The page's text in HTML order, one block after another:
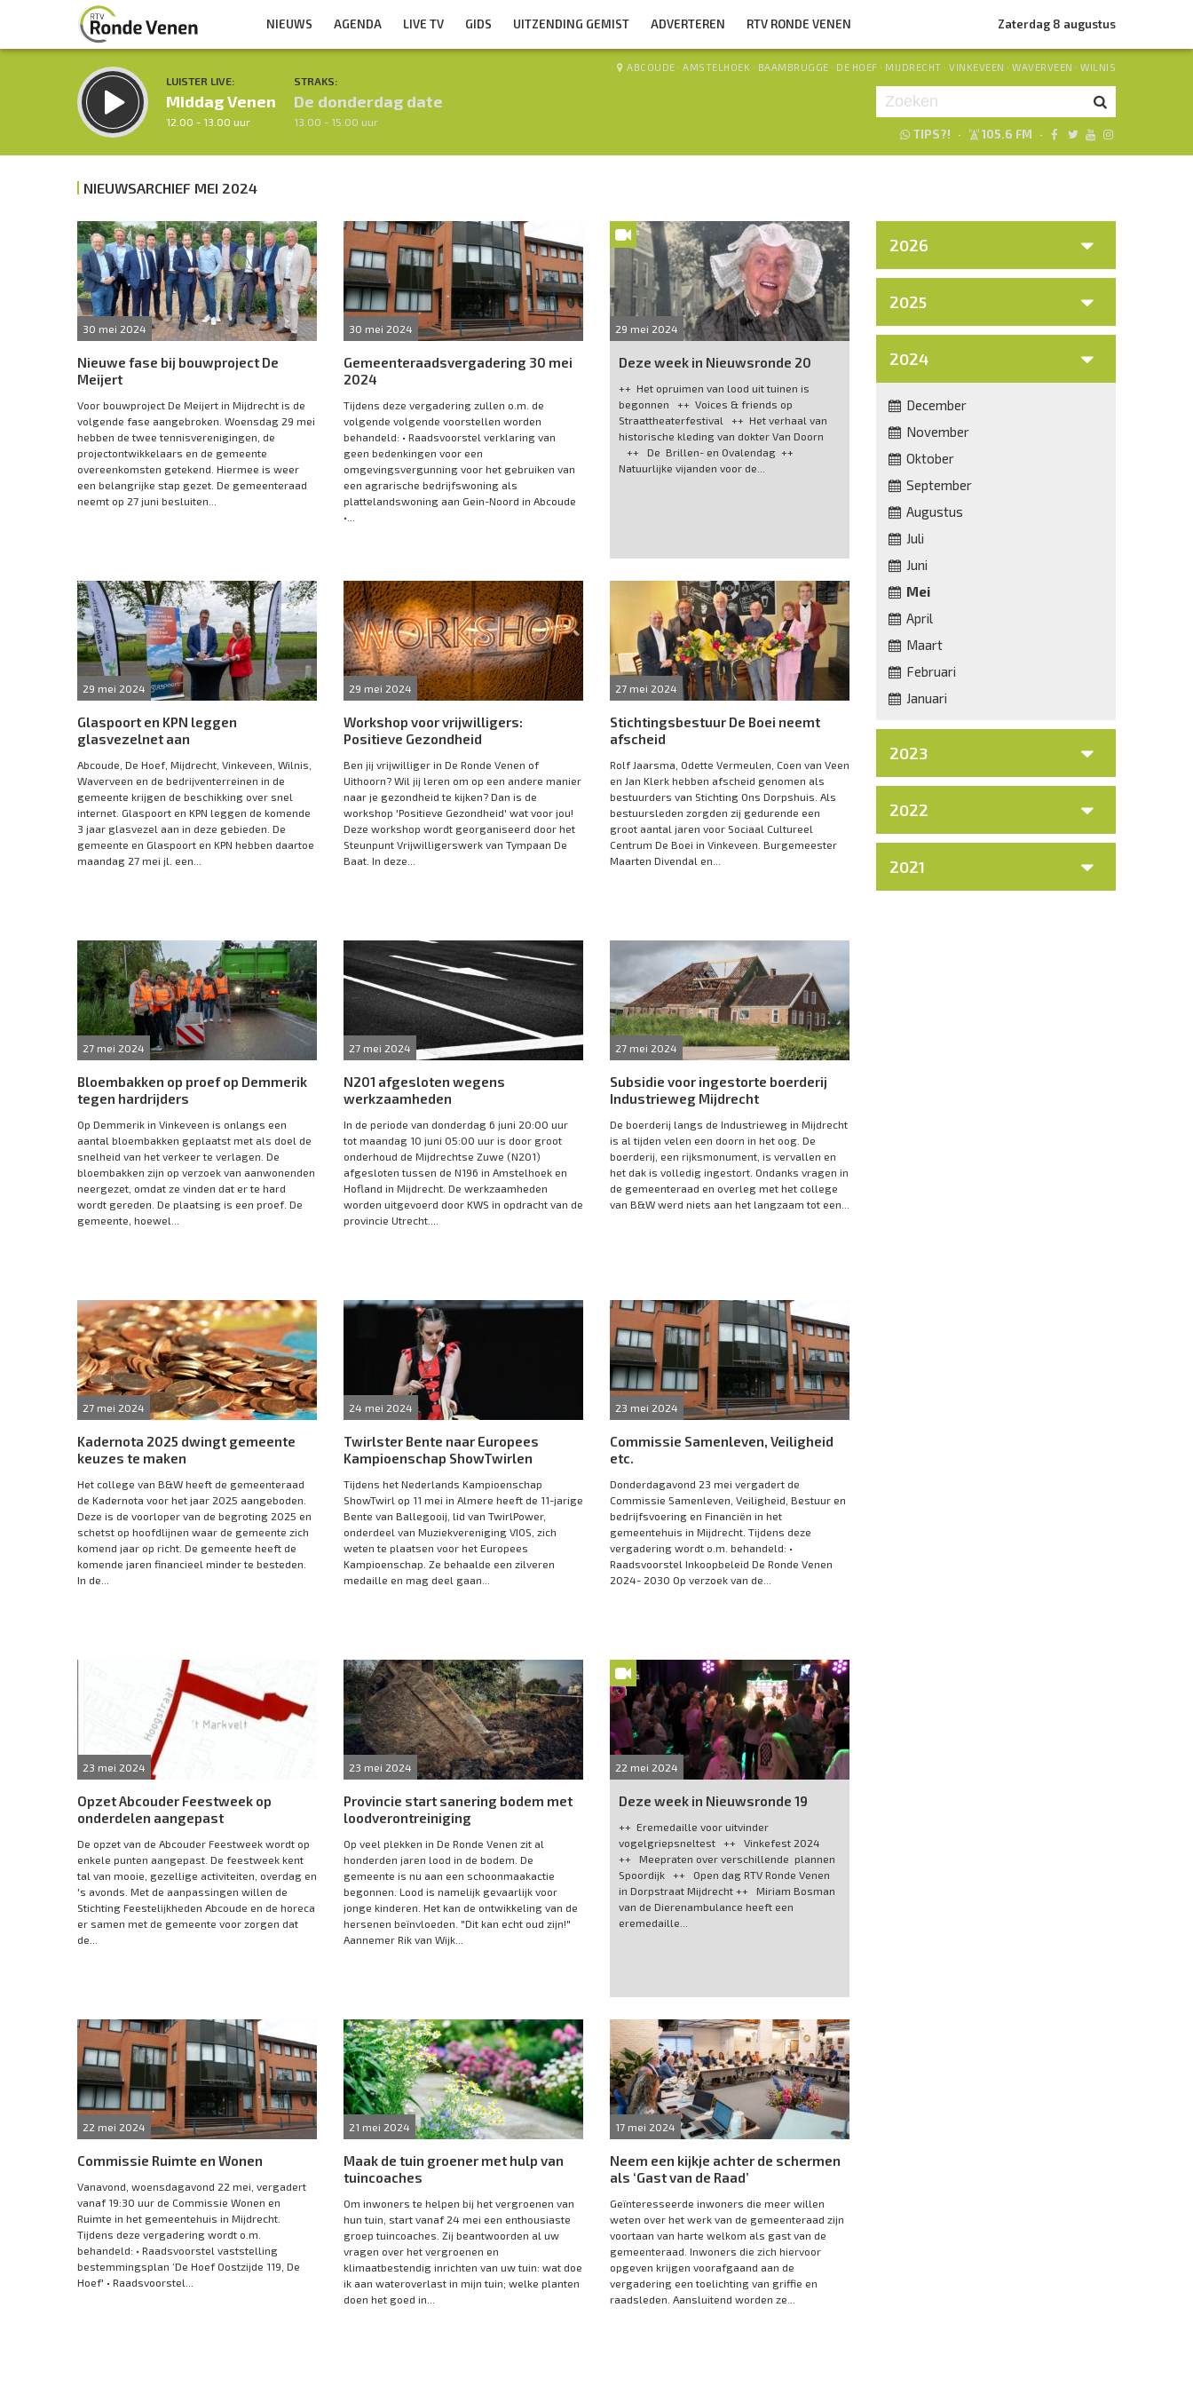
NIEUWS AGENDA LIVE TV GIDS UITZENDING GEMIST ADVERTEREN RTV RONDE VENEN Zaterdag 8 augustus
LUISTER LIVE:
Middag Venen
12.00 - 13.00 uur
STRAKS:
De donderdag date
13.00 - 15.00 uur
ABCOUDE · AMSTELHOEK · BAAMBRUGGE · DE HOEF · MIJDRECHT · VINKEVEEN · WAVERVEEN · WILNIS
TIPS?! · 105.6 FM ·
Inklappen
NIEUWSARCHIEF MEI 2024
30 mei 2024
Nieuwe fase bij bouwproject De
Meijert
Voor bouwproject De Meijert in Mijdrecht is de
volgende fase aangebroken. Woensdag 29 mei
hebben de twee tennisverenigingen, de
projectontwikkelaars en de gemeente
overeenkomsten getekend. Hiermee is weer
een belangrijke stap gezet. De gemeenteraad
neemt op 27 juni besluiten...
30 mei 2024
Gemeenteraadsvergadering 30 mei
2024
Tijdens deze vergadering zullen o.m. de
volgende volgende voorstellen worden
behandeld: • Raadsvoorstel verklaring van
geen bedenkingen voor een
omgevingsvergunning voor het gebruiken van
een agrarische bedrijfswoning als
plattelandswoning aan Gein-Noord in Abcoude
•...
29 mei 2024
Deze week in Nieuwsronde 20
++ Het opruimen van lood uit tuinen is
begonnen ++ Voices & friends op
Straattheaterfestival ++ Het verhaal van
historische kleding van dokter Van Doorn
++ De Brillen- en Ovalendag ++
Natuurlijke vijanden voor de...
29 mei 2024
Glaspoort en KPN leggen
glasvezelnet aan
Abcoude, De Hoef, Mijdrecht, Vinkeveen, Wilnis,
Waverveen en de bedrijventerreinen in de
gemeente krijgen de beschikking over snel
internet. Glaspoort en KPN leggen de komende
3 jaar glasvezel aan in deze gebieden. De
gemeente en Glaspoort en KPN hebben daartoe
maandag 27 mei jl. een...
29 mei 2024
Workshop voor vrijwilligers:
Positieve Gezondheid
Ben jij vrijwilliger in De Ronde Venen of
Uithoorn? Wil jij leren om op een andere manier
naar je gezondheid te kijken? Dan is de
workshop 'Positieve Gezondheid' wat voor jou!
Deze workshop wordt georganiseerd door het
Steunpunt Vrijwilligerswerk van Tympaan De
Baat. In deze...
27 mei 2024
Stichtingsbestuur De Boei neemt
afscheid
Rolf Jaarsma, Odette Vermeulen, Coen van Veen
en Jan Klerk hebben afscheid genomen als
bestuurders van Stichting Ons Dorpshuis. Als
bestuursleden zorgden zij gedurende een
groot aantal jaren voor Sociaal Cultureel
Centrum De Boei in Vinkeveen. Burgemeester
Maarten Divendal en...
27 mei 2024
Bloembakken op proef op Demmerik
tegen hardrijders
Op Demmerik in Vinkeveen is onlangs een
aantal bloembakken geplaatst met als doel de
snelheid van het verkeer te verlagen. De
bloembakken zijn op verzoek van aanwonenden
neergezet, omdat ze vinden dat er te hard
wordt gereden. De plaatsing is een proef. De
gemeente, hoewel...
27 mei 2024
N201 afgesloten wegens
werkzaamheden
In de periode van donderdag 6 juni 20:00 uur
tot maandag 10 juni 05:00 uur is door groot
onderhoud de Mijdrechtse Zuwe (N201)
afgesloten tussen de N196 in Amstelhoek en
Hofland in Mijdrecht. De werkzaamheden
worden uitgevoerd door KWS in opdracht van de
provincie Utrecht....
27 mei 2024
Subsidie voor ingestorte boerderij
Industrieweg Mijdrecht
De boerderij langs de Industrieweg in Mijdrecht
is al tijden velen een doorn in het oog. De
boerderij, een rijksmonument, is vervallen en
het dak is volledig ingestort. Ondanks vragen in
de gemeenteraad en overleg met het college
van B&W werd niets aan het langzaam tot een...
27 mei 2024
Kadernota 2025 dwingt gemeente
keuzes te maken
Het college van B&W heeft de gemeenteraad
de Kadernota voor het jaar 2025 aangeboden.
Deze is de voorloper van de begroting 2025 en
schetst op hoofdlijnen waar de gemeente zich
komend jaar op richt. De gemeente heeft de
komende jaren financieel minder te besteden.
In de...
24 mei 2024
Twirlster Bente naar Europees
Kampioenschap ShowTwirlen
Tijdens het Nederlands Kampioenschap
ShowTwirl op 11 mei in Almere heeft de 11-jarige
Bente van Ballegooij, lid van TwirlPower,
onderdeel van Muziekvereniging VIOS, zich
weten te plaatsen voor het Europees
Kampioenschap. Ze behaalde een zilveren
medaille en mag deel gaan...
23 mei 2024
Commissie Samenleven, Veiligheid
etc.
Donderdagavond 23 mei vergadert de
Commissie Samenleven, Veiligheid, Bestuur en
bedrijfsvoering en Financiën in het
gemeentehuis in Mijdrecht. Tijdens deze
vergadering wordt o.m. behandeld: •
Raadsvoorstel Inkoopbeleid De Ronde Venen
2024- 2030 Op verzoek van de...
23 mei 2024
Opzet Abcouder Feestweek op
onderdelen aangepast
De opzet van de Abcouder Feestweek wordt op
enkele punten aangepast. De feestweek kent
tal van mooie, gezellige activiteiten, overdag en
's avonds. Met de aanpassingen willen de
Stichting Feestelijkheden Abcoude en de horeca
er samen met de gemeente voor zorgen dat
de...
23 mei 2024
Provincie start sanering bodem met
loodverontreiniging
Op veel plekken in De Ronde Venen zit al
honderden jaren lood in de bodem. De
gemeente is nu aan een schoonmaakactie
begonnen. Lood is namelijk gevaarlijk voor
jonge kinderen. Het kan de ontwikkeling van de
hersenen beïnvloeden. "Dit kan echt oud zijn!"
Aannemer Rik van Wijk...
22 mei 2024
Deze week in Nieuwsronde 19
++ Eremedaille voor uitvinder
vogelgriepsneltest ++ Vinkefest 2024
++ Meepraten over verschillende plannen
Spoordijk ++ Open dag RTV Ronde Venen
in Dorpstraat Mijdrecht ++ Miriam Bosman
van de Dierenambulance heeft een
eremedaille...
22 mei 2024
Commissie Ruimte en Wonen
Vanavond, woensdagavond 22 mei, vergadert
vanaf 19:30 uur de Commissie Wonen en
Ruimte in het gemeentehuis in Mijdrecht.
Tijdens deze vergadering wordt o.m.
behandeld: • Raadsvoorstel vaststelling
bestemmingsplan ‘De Hoef Oostzijde 119, De
Hoef' • Raadsvoorstel...
21 mei 2024
Maak de tuin groener met hulp van
tuincoaches
Om inwoners te helpen bij het vergroenen van
hun tuin, start vanaf 24 mei een enthousiaste
groep tuincoaches. Zij beantwoorden al uw
vragen over het vergroenen en
klimaatbestendig inrichten van uw tuin: wat doe
ik aan wateroverlast in mijn tuin; welke planten
doen het goed in...
17 mei 2024
Neem een kijkje achter de schermen
als ‘Gast van de Raad’
Geïnteresseerde inwoners die meer willen
weten over het werk van de gemeenteraad zijn
voortaan van harte welkom als gast van de
gemeenteraad. Inwoners die zich hiervoor
opgeven krijgen voorafgaand aan de
vergadering een toelichting van griffie en
raadsleden. Aansluitend worden ze...
2026
2025
2024
December
November
Oktober
September
Augustus
Juli
Juni
Mei
April
Maart
Februari
Januari
2023
2022
2021